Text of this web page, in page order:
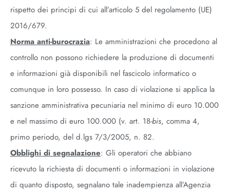
rispetto dei principi di cui all’articolo 5 del regolamento (UE)
2016/679.
Norma anti-burocrazia: Le amministrazioni che procedono al
controllo non possono richiedere la produzione di documenti
e informazioni già disponibili nel fascicolo informatico o
comunque in loro possesso. In caso di violazione si applica la
sanzione amministrativa pecuniaria nel minimo di euro 10.000
e nel massimo di euro 100.000 (v. art. 18-bis, comma 4,
primo periodo, del d.lgs 7/3/2005, n. 82.
Obblighi di segnalazione: Gli operatori che abbiano
ricevuto la richiesta di documenti o informazioni in violazione
di quanto disposto, segnalano tale inadempienza all’Agenzia